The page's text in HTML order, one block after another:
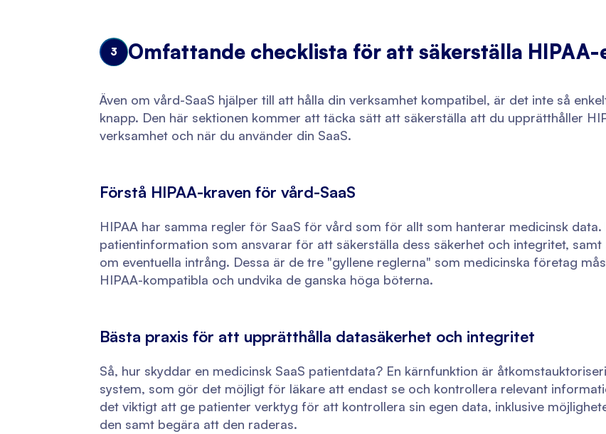
3 Omfattande checklista för att säkerställa
Även om vård-SaaS hjälper till att hålla din verksamhet kompatibel, är det inte så
knapp. Den här sektionen kommer att täcka sätt att säkerställa att du upprätthåller
verksamhet och när du använder din SaaS.
Förstå HIPAA-kraven för vård-SaaS
HIPAA har samma regler för SaaS för vård som för allt som hanterar medicinsk
patientinformation som ansvarar för att säkerställa dess säkerhet och integritet,
om eventuella intrång. Dessa är de tre "gyllene reglerna" som medicinska företag
HIPAA-kompatibla och undvika de ganska höga böterna.
Bästa praxis för att upprätthålla datasäkerhet och integritet
Så, hur skyddar en medicinsk SaaS patientdata? En kärnfunktion är
system, som gör det möjligt för läkare att endast se och kontrollera relevant
det viktigt att ge patienter verktyg för att kontrollera sin egen data, inklusive
den samt begära att den raderas.